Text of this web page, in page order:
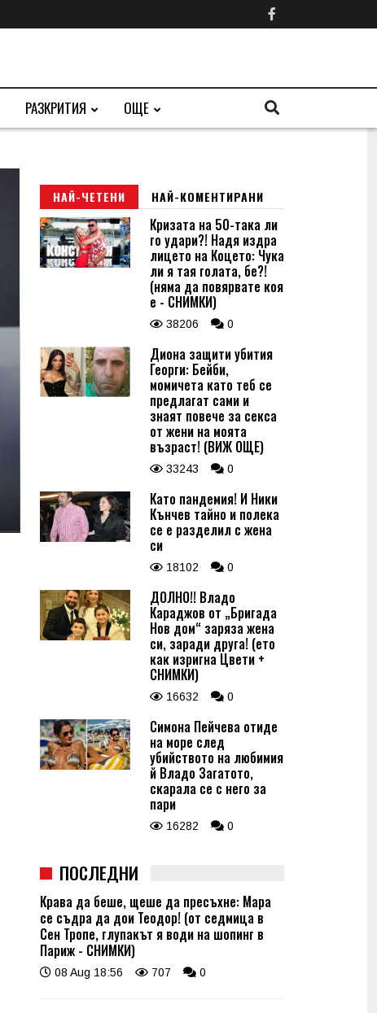
РАЗКРИТИЯ ОЩЕ
НАЙ-ЧЕТЕНИ НАЙ-КОМЕНТИРАНИ
Кризата на 50-така ли
го удари?! Надя издра
лицето на Коцето: Чука
ли я тая голата, бе?!
(няма да повярвате коя
е - СНИМКИ)
38206 0
Диона защити убития
Георги: Бейби,
момичета като теб се
предлагат сами и
знаят повече за секса
от жени на моята
възраст! (ВИЖ ОЩЕ)
33243 0
Като пандемия! И Ники
Кънчев тайно и полека
се е разделил с жена
си
18102 0
ДОЛНО!! Владо
Караджов от „Бригада
Нов дом“ заряза жена
си, заради друга! (ето
как изригна Цвети +
СНИМКИ)
16632 0
Симона Пейчева отиде
на море след
убийството на любимия
й Владо Загатото,
скарала се с него за
пари
16282 0
ПОСЛЕДНИ
Крава да беше, щеше да пресъхне: Мара
се съдра да дои Теодор! (от седмица в
Сен Тропе, глупакът я води на шопинг в
Париж - СНИМКИ)
08 Aug 18:56 707 0